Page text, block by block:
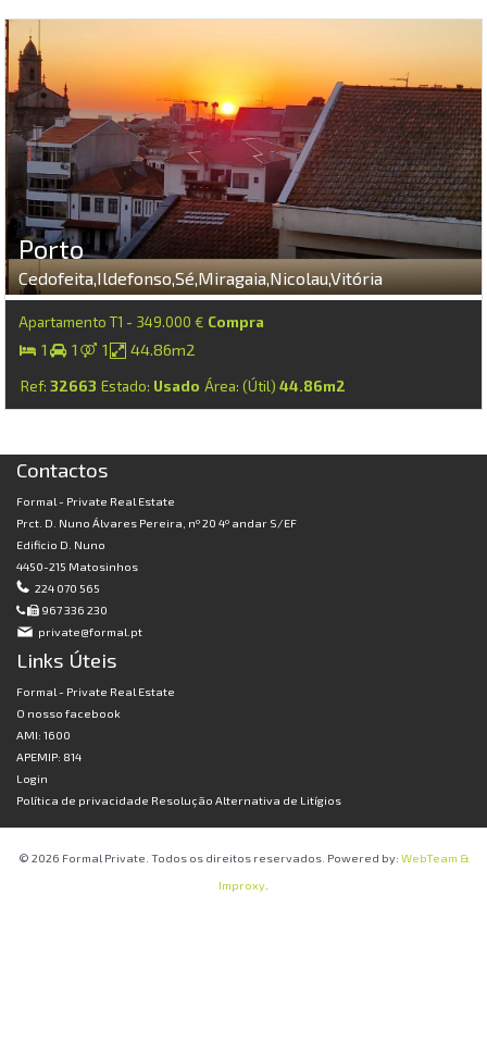
Porto
Cedofeita,Ildefonso,Sé,Miragaia,Nicolau,Vitória
Apartamento T1 - 349.000 € Compra
1 1 1 44.86m2
Ref: 32663 Estado: Usado Área: (Útil) 44.86m2
Contactos
Formal - Private Real Estate
Prct. D. Nuno Álvares Pereira, nº 20 4º andar S/EF
Edificio D. Nuno
4450-215 Matosinhos
224 070 565
967 336 230
private@formal.pt
Links Úteis
Formal - Private Real Estate
O nosso facebook
AMI: 1600
APEMIP: 814
Login
Política de privacidade Resolução Alternativa de Litígios
© 2026 Formal Private. Todos os direitos reservados. Powered by: WebTeam &
Improxy